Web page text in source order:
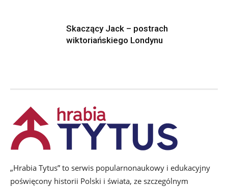
Skaczący Jack – postrach
wiktoriańskiego Londynu
„Hrabia Tytus” to serwis popularnonaukowy i edukacyjny
poświęcony historii Polski i świata, ze szczególnym